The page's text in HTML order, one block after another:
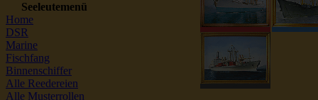
Seeleutemenü
Home
DSR
Marine
Fischfang
Binnenschiffer
Alle Reedereien
Alle Musterrollen